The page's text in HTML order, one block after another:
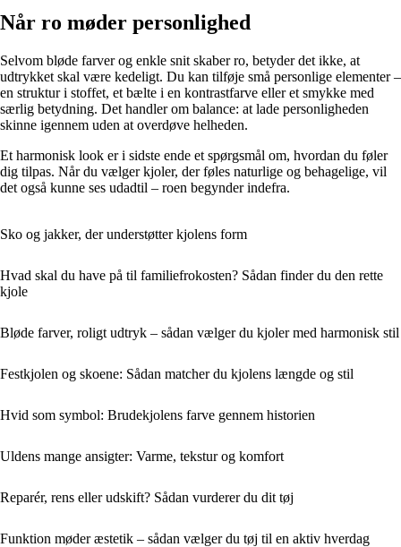
Når ro møder personlighed
Selvom bløde farver og enkle snit skaber ro, betyder det ikke, at
udtrykket skal være kedeligt. Du kan tilføje små personlige elementer –
en struktur i stoffet, et bælte i en kontrastfarve eller et smykke med
særlig betydning. Det handler om balance: at lade personligheden
skinne igennem uden at overdøve helheden.
Et harmonisk look er i sidste ende et spørgsmål om, hvordan du føler
dig tilpas. Når du vælger kjoler, der føles naturlige og behagelige, vil
det også kunne ses udadtil – roen begynder indefra.
Sko og jakker, der understøtter kjolens form
Hvad skal du have på til familiefrokosten? Sådan finder du den rette
kjole
Bløde farver, roligt udtryk – sådan vælger du kjoler med harmonisk stil
Festkjolen og skoene: Sådan matcher du kjolens længde og stil
Hvid som symbol: Brudekjolens farve gennem historien
Uldens mange ansigter: Varme, tekstur og komfort
Reparér, rens eller udskift? Sådan vurderer du dit tøj
Funktion møder æstetik – sådan vælger du tøj til en aktiv hverdag